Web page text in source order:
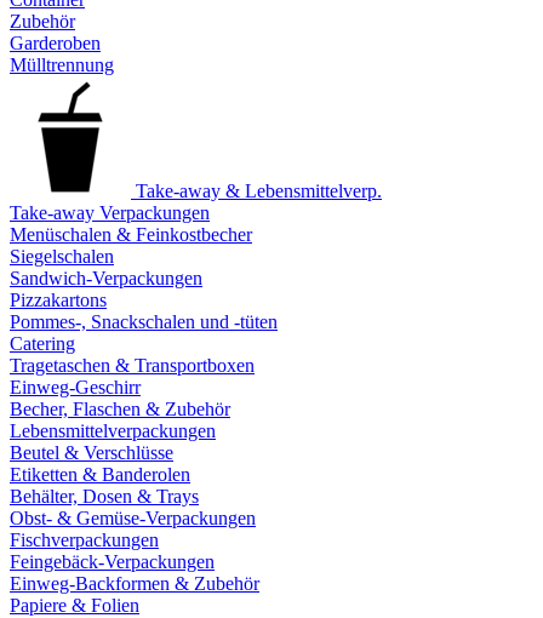
Zubehör
Garderoben
Mülltrennung
Take-away & Lebensmittelverp.
Take-away Verpackungen
Menüschalen & Feinkostbecher
Siegelschalen
Sandwich-Verpackungen
Pizzakartons
Pommes-, Snackschalen und -tüten
Catering
Tragetaschen & Transportboxen
Einweg-Geschirr
Becher, Flaschen & Zubehör
Lebensmittelverpackungen
Beutel & Verschlüsse
Etiketten & Banderolen
Behälter, Dosen & Trays
Obst- & Gemüse-Verpackungen
Fischverpackungen
Feingebäck-Verpackungen
Einweg-Backformen & Zubehör
Papiere & Folien